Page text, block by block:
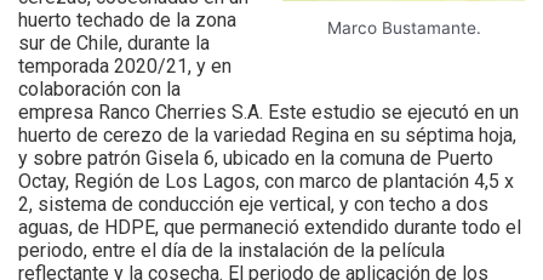
Marco Bustamante.
huerto techado de la zona
sur de Chile, durante la
temporada 2020/21, y en
colaboración con la
empresa Ranco Cherries S.A. Este estudio se ejecutó en un
huerto de cerezo de la variedad Regina en su séptima hoja,
y sobre patrón Gisela 6, ubicado en la comuna de Puerto
Octay, Región de Los Lagos, con marco de plantación 4,5 x
2, sistema de conducción eje vertical, y con techo a dos
aguas, de HDPE, que permaneció extendido durante todo el
periodo, entre el día de la instalación de la película
reflectante y la cosecha. El periodo de aplicación de los